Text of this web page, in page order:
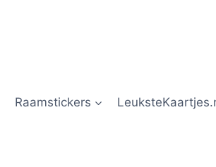
Raamstickers